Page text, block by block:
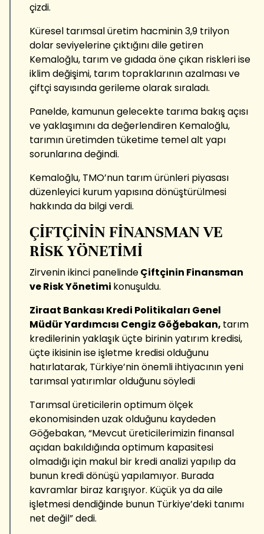
çizdi.
Küresel tarımsal üretim hacminin 3,9 trilyon
dolar seviyelerine çıktığını dile getiren
Kemaloğlu, tarım ve gıdada öne çıkan riskleri ise
iklim değişimi, tarım topraklarının azalması ve
çiftçi sayısında gerileme olarak sıraladı.
Panelde, kamunun gelecekte tarıma bakış açısı
ve yaklaşımını da değerlendiren Kemaloğlu,
tarımın üretimden tüketime temel alt yapı
sorunlarına değindi.
Kemaloğlu, TMO’nun tarım ürünleri piyasası
düzenleyici kurum yapısına dönüştürülmesi
hakkında da bilgi verdi.
ÇİFTÇİNİN FİNANSMAN VE
RİSK YÖNETİMİ
Zirvenin ikinci panelindeÇiftçinin Finansman
ve Risk Yönetimi konuşuldu.
Ziraat Bankası Kredi Politikaları Genel
Müdür Yardımcısı Cengiz Göğebakan, tarım
kredilerinin yaklaşık üçte birinin yatırım kredisi,
üçte ikisinin ise işletme kredisi olduğunu
hatırlatarak, Türkiye’nin önemli ihtiyacının yeni
tarımsal yatırımlar olduğunu söyledi
Tarımsal üreticilerin optimum ölçek
ekonomisinden uzak olduğunu kaydeden
Göğebakan, “Mevcut üreticilerimizin finansal
açıdan bakıldığında optimum kapasitesi
olmadığı için makul bir kredi analizi yapılıp da
bunun kredi dönüşü yapılamıyor. Burada
kavramlar biraz karışıyor. Küçük ya da aile
işletmesi dendiğinde bunun Türkiye’deki tanımı
net değil” dedi.